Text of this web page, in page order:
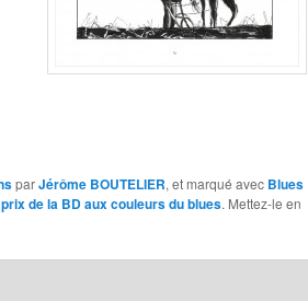
parJérôme BOUTELIER, et marqué avec Blues
prix de la BD aux couleurs du blues. Mettez-le en